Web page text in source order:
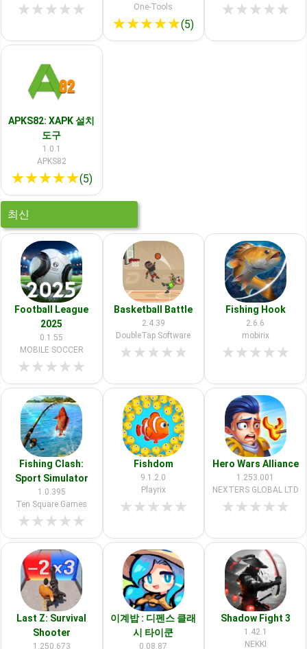
★★★★★
One-Tools
★★★★★(5)
★★★★★
APKS82: XAPK 설치
도구
1.0.1
APKS82
★★★★★(5)
최신
Football League
2025
0.1.55
MOBILE SOCCER
★★★★★
Basketball Battle
2.4.39
DoubleTap Software
★★★★★
Fishing Hook
2.6.6
mobirix
★★★★★
Fishing Clash:
Sport Simulator
1.0.395
Ten Square Games
★★★★★
Fishdom
9.1.2.0
Playrix
★★★★★
Hero Wars Alliance
1.253.001
NEXTERS GLOBAL LTD
★★★★★
Last Z: Survival
Shooter
1.250.673
이계밥 : 디펜스 클래
시 타이쿤
0.08.87
Shadow Fight 3
1.42.1
NEKKI